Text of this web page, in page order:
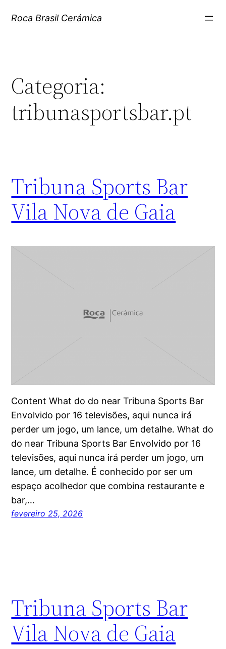
paraRoca Brasil Cerámica
Categoria:
tribunasportsbar.pt
Tribuna Sports Bar
Vila Nova de Gaia
Content What do do near Tribuna Sports Bar
Envolvido por 16 televisões, aqui nunca irá
perder um jogo, um lance, um detalhe. What do
do near Tribuna Sports Bar Envolvido por 16
televisões, aqui nunca irá perder um jogo, um
lance, um detalhe. É conhecido por ser um
espaço acolhedor que combina restaurante e
bar,…
fevereiro 25, 2026
Tribuna Sports Bar
Vila Nova de Gaia